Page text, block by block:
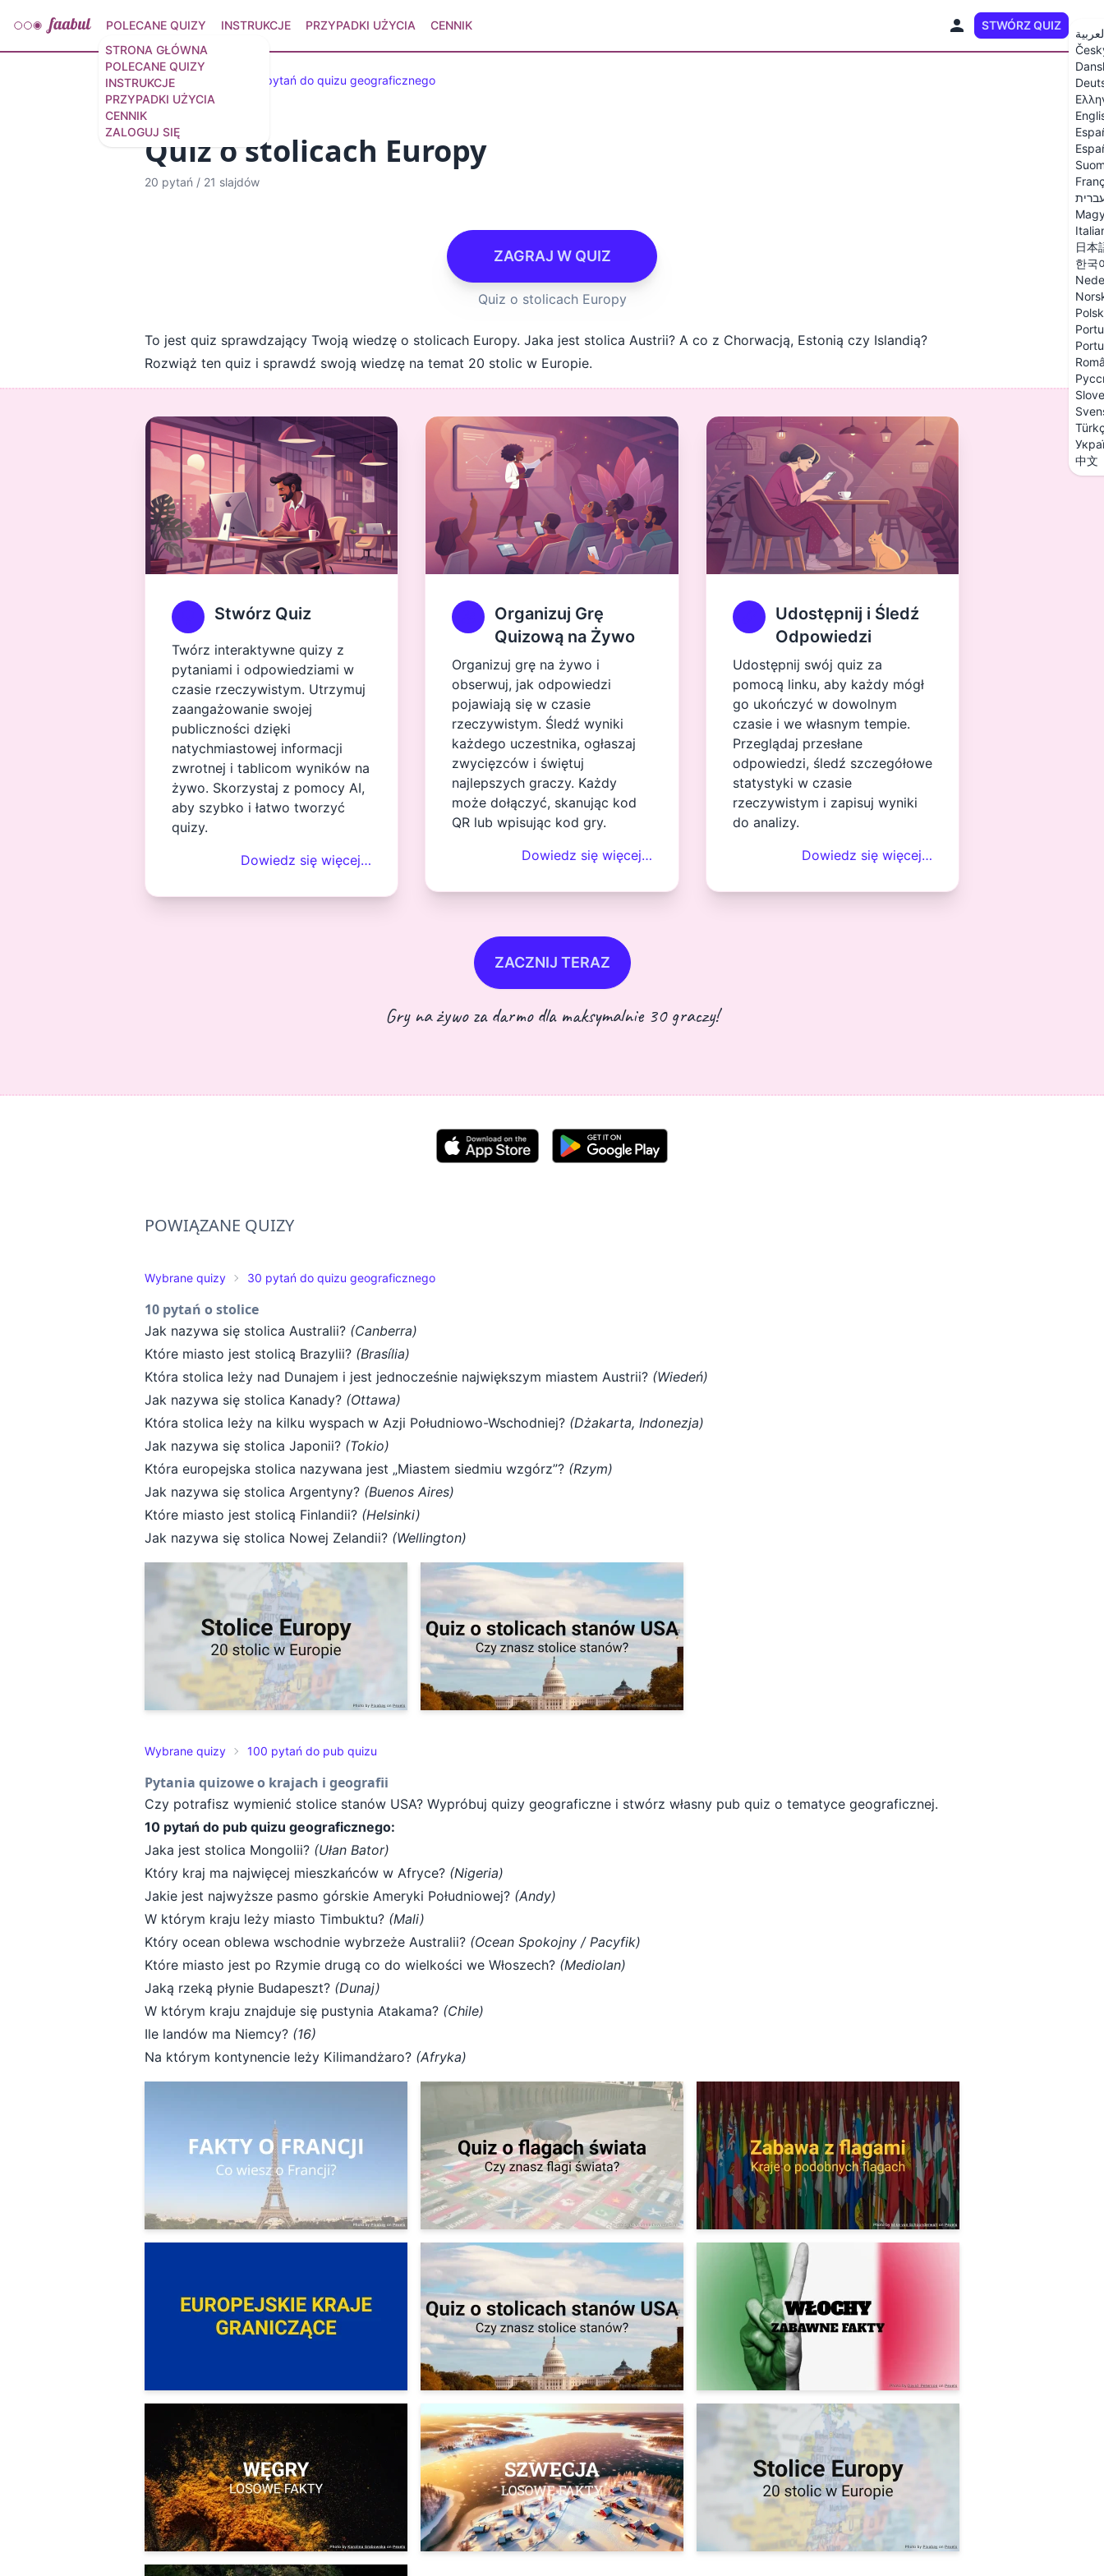
STRONA GŁÓWNA
POLECANE QUIZY
INSTRUKCJE
PRZYPADKI UŻYCIA
CENNIK
ZALOGUJ SIĘ
POLECANE QUIZY INSTRUKCJE PRZYPADKI UŻYCIA CENNIK STWÓRZ QUIZ
日本
한국
中文
Wybrane quizy 30 pytań do quizu geograficznego
Quiz o stolicach Europy
20 pytań / 21 slajdów
ZAGRAJ W QUIZ
Quiz o stolicach Europy
To jest quiz sprawdzający Twoją wiedzę o stolicach Europy. Jaka jest stolica Austrii? A co z Chorwacją, Estonią czy Islandią?
Rozwiąż ten quiz i sprawdź swoją wiedzę na temat 20 stolic w Europie.
Stwórz Quiz
Twórz interaktywne quizy z
pytaniami i odpowiedziami w
czasie rzeczywistym. Utrzymuj
zaangażowanie swojej
publiczności dzięki
natychmiastowej informacji
zwrotnej i tablicom wyników na
żywo. Skorzystaj z pomocy AI,
aby szybko i łatwo tworzyć
quizy.
Dowiedz się więcej…
Organizuj Grę
Quizową na Żywo
Organizuj grę na żywo i
obserwuj, jak odpowiedzi
pojawiają się w czasie
rzeczywistym. Śledź wyniki
każdego uczestnika, ogłaszaj
zwycięzców i świętuj
najlepszych graczy. Każdy
może dołączyć, skanując kod
QR lub wpisując kod gry.
Dowiedz się więcej…
Udostępnij i Śledź
Odpowiedzi
Udostępnij swój quiz za
pomocą linku, aby każdy mógł
go ukończyć w dowolnym
czasie i we własnym tempie.
Przeglądaj przesłane
odpowiedzi, śledź szczegółowe
statystyki w czasie
rzeczywistym i zapisuj wyniki
do analizy.
Dowiedz się więcej…
ZACZNIJ TERAZ
Gry na żywo za darmo dla maksymalnie 30 graczy!
POWIĄZANE QUIZY
Wybrane quizy 30 pytań do quizu geograficznego
10 pytań o stolice
Jak nazywa się stolica Australii? (Canberra)
Które miasto jest stolicą Brazylii? (Brasília)
Która stolica leży nad Dunajem i jest jednocześnie największym miastem Austrii? (Wiedeń)
Jak nazywa się stolica Kanady? (Ottawa)
Która stolica leży na kilku wyspach w Azji Południowo-Wschodniej? (Dżakarta, Indonezja)
Jak nazywa się stolica Japonii? (Tokio)
Która europejska stolica nazywana jest „Miastem siedmiu wzgórz”? (Rzym)
Jak nazywa się stolica Argentyny? (Buenos Aires)
Które miasto jest stolicą Finlandii? (Helsinki)
Jak nazywa się stolica Nowej Zelandii? (Wellington)
Wybrane quizy 100 pytań do pub quizu
Pytania quizowe o krajach i geografii
Czy potrafisz wymienić stolice stanów USA? Wypróbuj quizy geograficzne i stwórz własny pub quiz o tematyce geograficznej.
10 pytań do pub quizu geograficznego:
Jaka jest stolica Mongolii? (Ułan Bator)
Który kraj ma najwięcej mieszkańców w Afryce? (Nigeria)
Jakie jest najwyższe pasmo górskie Ameryki Południowej? (Andy)
W którym kraju leży miasto Timbuktu? (Mali)
Który ocean oblewa wschodnie wybrzeże Australii? (Ocean Spokojny / Pacyfik)
Które miasto jest po Rzymie drugą co do wielkości we Włoszech? (Mediolan)
Jaką rzeką płynie Budapeszt? (Dunaj)
W którym kraju znajduje się pustynia Atakama? (Chile)
Ile landów ma Niemcy? (16)
Na którym kontynencie leży Kilimandżaro? (Afryka)